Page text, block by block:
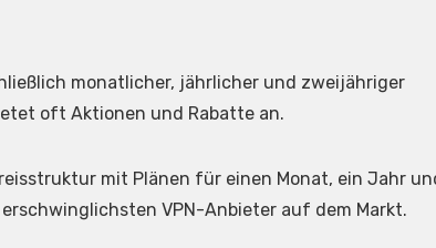
monatlicher, jährlicher und zweijähriger
oft Aktionen und Rabatte an.
mit Plänen für einen Monat, ein Jahr
VPN-Anbieter auf dem Markt.